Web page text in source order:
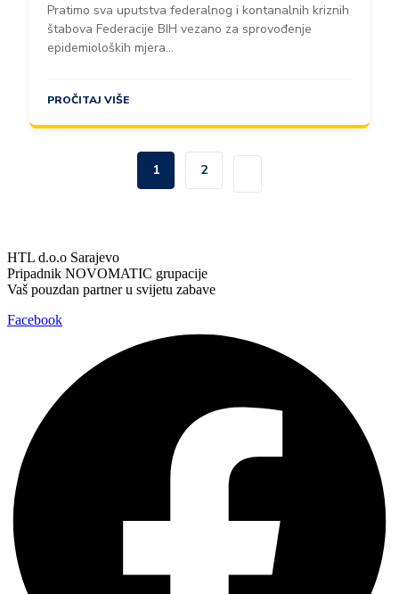
Pratimo sva uputstva federalnog i kontanalnih kriznih
štabova Federacije BIH vezano za sprovođenje
epidemioloških mjera...
PROČITAJ VIŠE
1 2
HTL d.o.o Sarajevo
Pripadnik NOVOMATIC grupacije
Vaš pouzdan partner u svijetu zabave
Facebook